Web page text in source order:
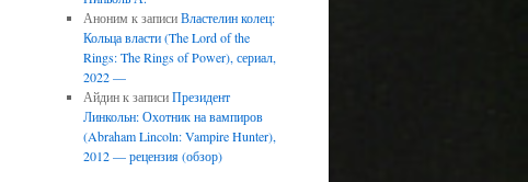
Аноним к записиВластелин колец:
Кольца власти (The Lord of the
Rings: The Rings of Power), сериал,
2022 —
Айдинк записиПрезидент
Линкольн: Охотник на вампиров
(Abraham Lincoln: Vampire Hunter),
2012 — рецензия (обзор)